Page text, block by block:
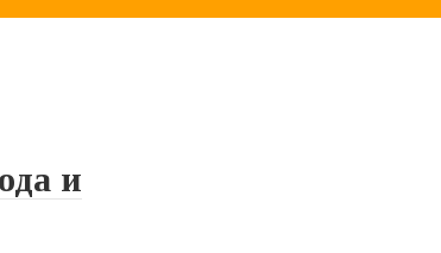
и